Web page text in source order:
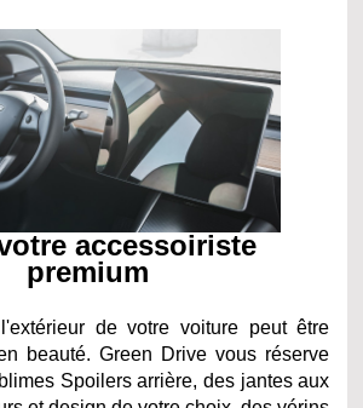
accessoiriste
premium
de votre voiture peut être
beauté. Green Drive vous réserve
Spoilers arrière, des jantes aux